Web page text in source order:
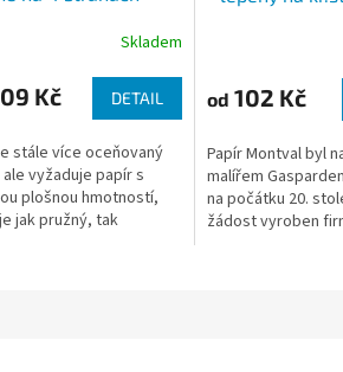
Skladem
Kč DETAIL
stále více oceňovaný
vyžaduje papír s
plošnou hmotností,
jak pružný, tak
od 102 Kč
Papír Montval byl
malířem
na počátku 20.
žádost vyroben